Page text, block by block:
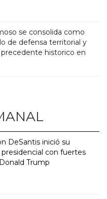
se consolida como
de defensa territorial y
historico en
DeSantis inició su
con fuertes
Trump